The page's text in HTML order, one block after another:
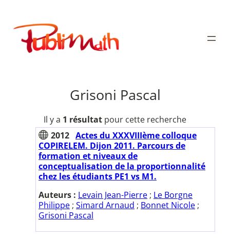
contenu
Publimath
Grisoni Pascal
Il y a 1 résultat pour cette recherche
2012 Actes du XXXVIIIème colloque
COPIRELEM. Dijon 2011. Parcours de
formation et niveaux de
conceptualisation de la proportionnalité
chez les étudiants PE1 vs M1.
Auteurs : Levain Jean-Pierre ; Le Borgne
Philippe ; Simard Arnaud ; Bonnet Nicole ;
Grisoni Pascal